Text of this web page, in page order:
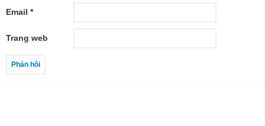
Email *
Trang web